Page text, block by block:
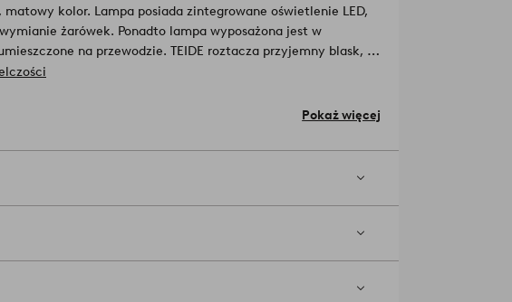
kolor. Lampa posiada zintegrowane oświetlenie LED,
żarówek. Ponadto lampa wyposażona jest w
na przewodzie. TEIDE roztacza przyjemny blask, a
mocy światła według potrzeb. Lampa nie jest uziemiona,
50 cm. Średnica 16 cm, wysokość 2,5 cm. Część z
LED 5 W. Temperatura barwowa wynosi 3000 K. Strumień
wymienne.
Pokaż więcej